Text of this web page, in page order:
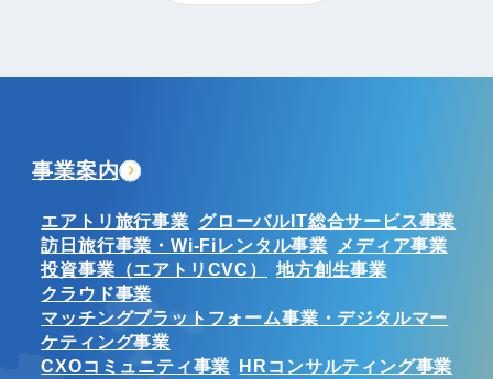
事業案内
エアトリ旅行事業 グローバルIT総合サービス事業
訪日旅行事業・Wi-Fiレンタル事業
メディア事業
投資事業（エアトリCVC）
地方創生事業
クラウド事業
マッチングプラットフォーム事業・デジタルマー
ケティング事業
CXOコミュニティ事業 HRコンサルティング事業